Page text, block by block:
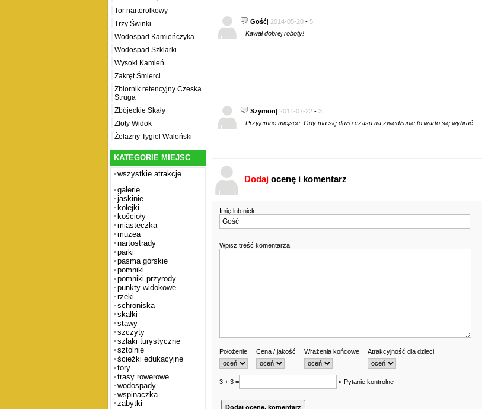
Tor nartorolkowy
Trzy Świnki
Wodospad Kamieńczyka
Wodospad Szklarki
Wysoki Kamień
Zakręt Śmierci
Zbiornik retencyjny Czeska
Struga
Zbójeckie Skały
Złoty Widok
Żelazny Tygiel Waloński
KATEGORIE MIEJSC
wszystkie atrakcje
galerie
jaskinie
kolejki
kościoły
miasteczka
muzea
nartostrady
parki
pasma górskie
pomniki
pomniki przyrody
punkty widokowe
rzeki
schroniska
skałki
stawy
szczyty
szlaki turystyczne
sztolnie
ścieżki edukacyjne
tory
trasy rowerowe
wodospady
wspinaczka
zabytki
Gość| 2014-05-20 - 5
Kawał dobrej roboty!
Szymon| 2011-07-22 - 3
Przyjemne miejsce. Gdy ma się dużo czasu na zwiedzanie to warto się wybrać.
Dodaj ocenę i komentarz
Imię lub nick
Wpisz treść komentarza
Położenie Cena / jakość Wrażenia końcowe Atrakcyjność dla dzieci
3 + 3 = « Pytanie kontrolne